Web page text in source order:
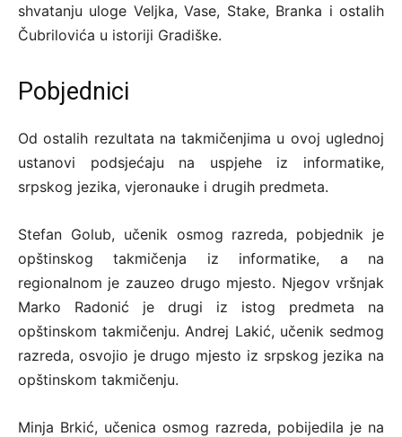
shvatanju uloge Veljka, Vase, Stake, Branka i ostalih
Čubrilovića u istoriji Gradiške.
Pobjednici
Od ostalih rezultata na takmičenjima u ovoj uglednoj
ustanovi podsjećaju na uspjehe iz informatike,
srpskog jezika, vjeronauke i drugih predmeta.
Stefan Golub, učenik osmog razreda, pobjednik je
opštinskog takmičenja iz informatike, a na
regionalnom je zauzeo drugo mjesto. Njegov vršnjak
Marko Radonić je drugi iz istog predmeta na
opštinskom takmičenju. Andrej Lakić, učenik sedmog
razreda, osvojio je drugo mjesto iz srpskog jezika na
opštinskom takmičenju.
Minja Brkić, učenica osmog razreda, pobijedila je na